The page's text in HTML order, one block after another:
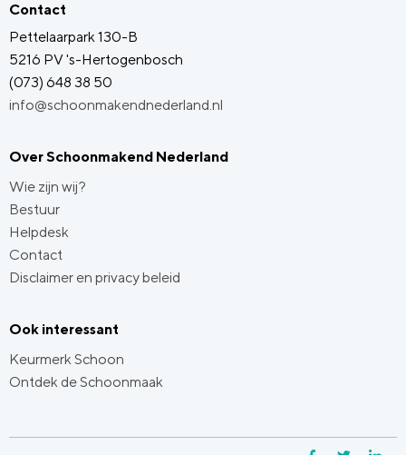
Contact
Pettelaarpark 130-B
5216 PV 's-Hertogenbosch
(073) 648 38 50
info@schoonmakendnederland.nl
Over Schoonmakend Nederland
Wie zijn wij?
Bestuur
Helpdesk
Contact
Disclaimer en privacy beleid
Ook interessant
Keurmerk Schoon
Ontdek de Schoonmaak